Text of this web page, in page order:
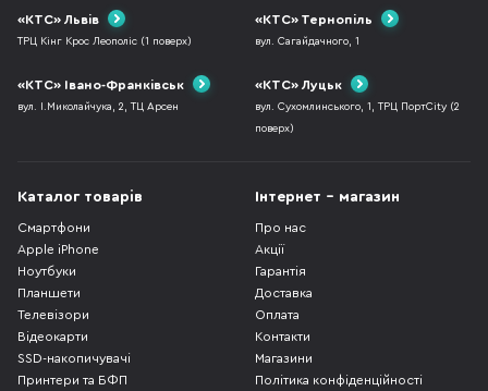
«КТС» Львів
ТРЦ Кінг Крос Леополіс (1 поверх)
«КТС» Тернопіль
вул. Сагайдачного, 1
«КТС» Івано-Франківськ
вул. І.Миколайчука, 2, ТЦ Арсен
«КТС» Луцьк
вул. Сухомлинського, 1, ТРЦ ПортCity (2
поверх)
Каталог товарів
Смартфони
Apple iPhone
Ноутбуки
Планшети
Телевізори
Відеокарти
SSD-накопичувачі
Принтери та БФП
Інтернет - магазин
Про нас
Акції
Гарантія
Доставка
Оплата
Контакти
Магазини
Політика конфіденційності